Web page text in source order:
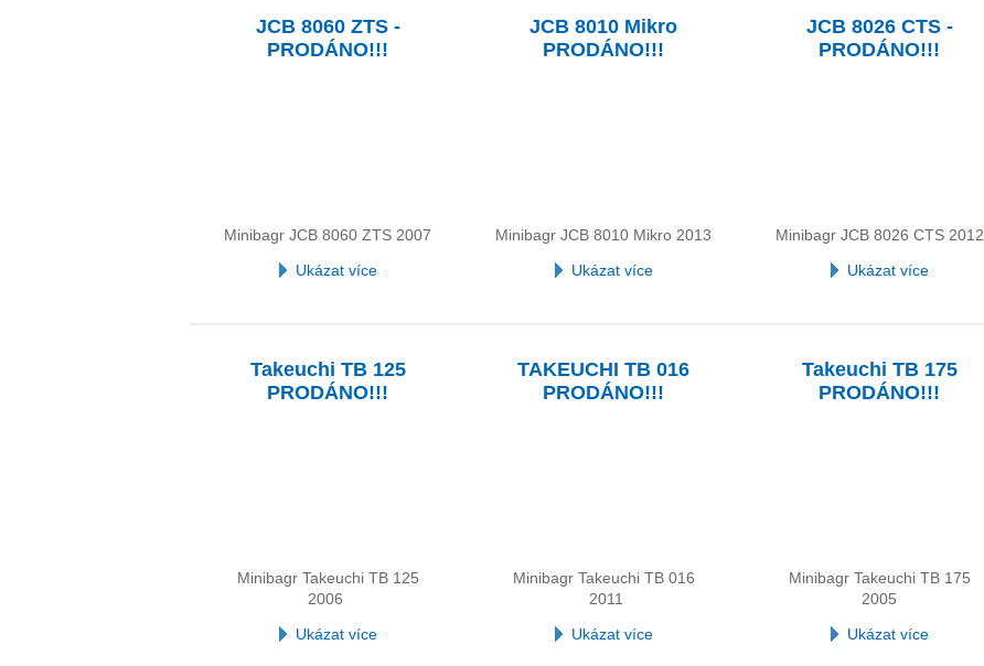
JCB 8060 ZTS -
PRODÁNO!!!
Minibagr JCB 8060 ZTS 2007
Ukázat více
JCB 8010 Mikro
PRODÁNO!!!
Minibagr JCB 8010 Mikro 2013
Ukázat více
JCB 8026 CTS -
PRODÁNO!!!
Minibagr JCB 8026 CTS 2012
Ukázat více
Takeuchi TB 125
PRODÁNO!!!
Minibagr Takeuchi TB 125
2006
Ukázat více
TAKEUCHI TB 016
PRODÁNO!!!
Minibagr Takeuchi TB 016
2011
Ukázat více
Takeuchi TB 175
PRODÁNO!!!
Minibagr Takeuchi TB 175
2005
Ukázat více